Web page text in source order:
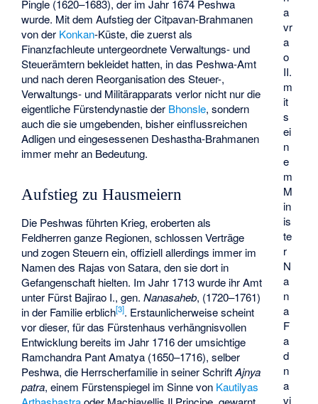
a
vr
a
o
II.
m
it
s
ei
n
e
m
M
in
is
te
r
N
a
n
a
F
a
d
n
a
vi
Pingle (1620–1683), der im Jahr 1674 Peshwa
wurde. Mit dem Aufstieg derCitpavan-Brahmanen
von der Konkan-Küste, die zuerst als
Finanzfachleute untergeordnete Verwaltungs- und
Steuerämtern bekleidet hatten, in das Peshwa-Amt
und nach deren Reorganisation des Steuer-,
Verwaltungs- und Militärapparats verlor nicht nur die
eigentliche Fürstendynastie der Bhonsle, sondern
auch die sie umgebenden, bisher einflussreichen
Adligen und eingesessenen Deshastha-Brahmanen
immer mehr an Bedeutung.
Aufstieg zu Hausmeiern
Die Peshwas führten Krieg, eroberten als
Feldherren ganze Regionen, schlossen Verträge
und zogen Steuern ein, offiziell allerdings immer im
Namen des Rajas von Satara, den sie dort in
Gefangenschaft hielten. Im Jahr 1713 wurde ihr Amt
unter Fürst Bajirao I., gen.Nanasaheb, (1720–1761)
in der Familie erblich[3]. Erstaunlicherweise scheint
vor dieser, für das Fürstenhaus verhängnisvollen
Entwicklung bereits im Jahr 1716 der umsichtige
Ramchandra Pant Amatya (1650–1716), selber
Peshwa, die Herrscherfamilie in seiner SchriftAjnya
patra, einem Fürstenspiegel im Sinne von Kautilyas